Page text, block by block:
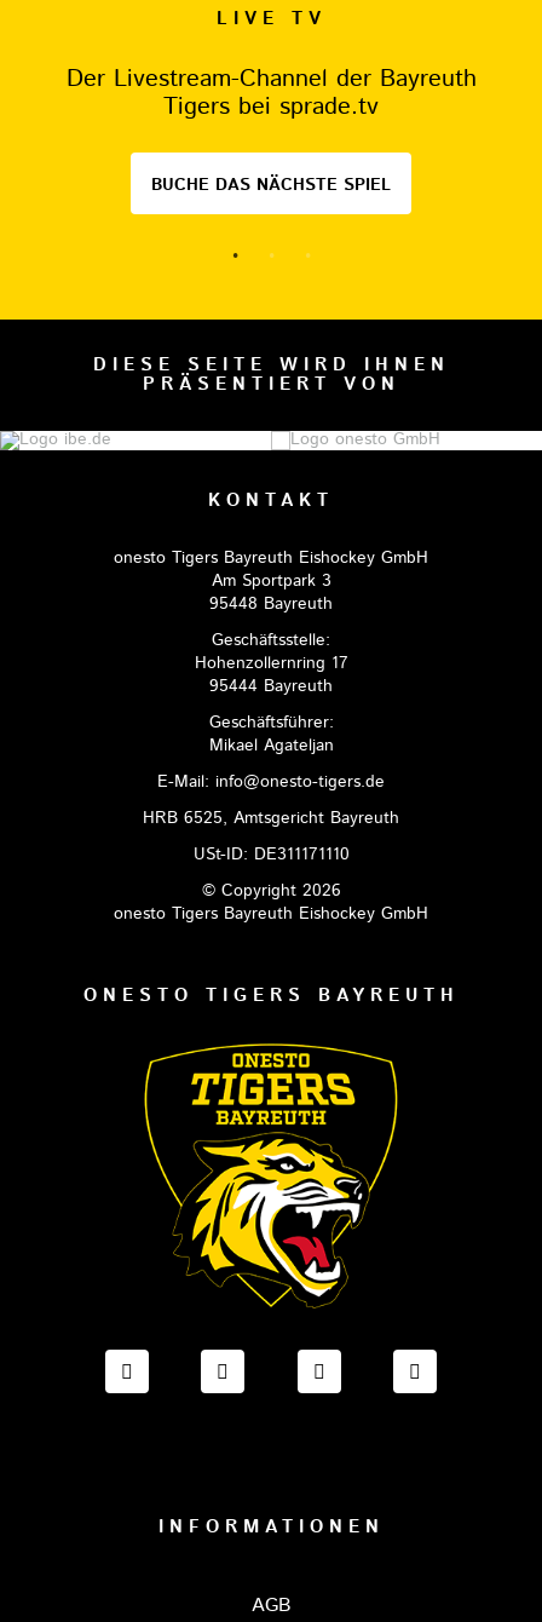
LIVE TV
Der Livestream-Channel der Bayreuth
Tigers bei sprade.tv
BUCHE DAS NÄCHSTE SPIEL
DIESE SEITE WIRD IHNEN
PRÄSENTIERT VON
KONTAKT
onesto Tigers Bayreuth Eishockey GmbH
Am Sportpark 3
95448 Bayreuth
Geschäftsstelle:
Hohenzollernring 17
95444 Bayreuth
Geschäftsführer:
Mikael Agateljan
E-Mail: info@onesto-tigers.de
HRB 6525, Amtsgericht Bayreuth
USt-ID: DE311171110
© Copyright 2026
onesto Tigers Bayreuth Eishockey GmbH
ONESTO TIGERS BAYREUTH
FACEBOOK ONESTO TIGERS BAYREUTH
INSTAGRAM ONESTO TIGERS
TIKTOK ONESTO
INFORMATIONEN
AGB